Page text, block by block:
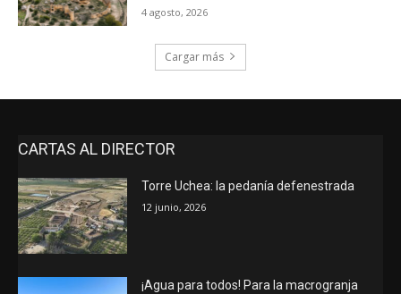
4 agosto, 2026
Cargar más
CARTAS AL DIRECTOR
Torre Uchea: la pedanía defenestrada
12 junio, 2026
¡Agua para todos! Para la macrogranja